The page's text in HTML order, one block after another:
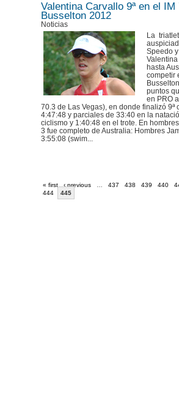
Valentina Carvallo 9ª en el IM
Busselton 2012
Noticias
La
Speedo
hasta
competir
puntos
en PRO
70.3 de Las Vegas), en donde finalizó 9ª
4:47:48 y parciales de 33:40 en la
ciclismo y 1:40:48 en el trote. En
3 fue completo de Australia: Hombres
3:55:08 (swim...
« first ‹ previous 437 438 439 440
444
445